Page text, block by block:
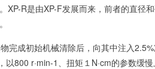
XP-R是由XP-F发展而来，前者的直径
成初始机械清除后，向其中注入2.5%
800 r·min-1、扭矩１N·cm的参数缓